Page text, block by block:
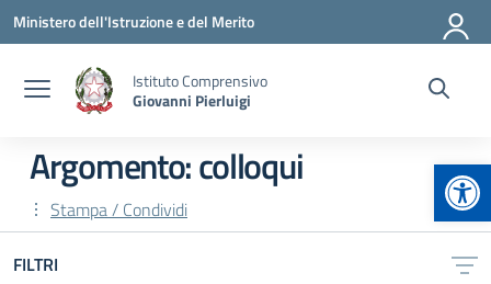
Vai ai contenuti
Vai al menu di navigazione
Vai al footer
Ministero dell'Istruzione e del Merito
Istituto Comprensivo
Giovanni Pierluigi
Argomento: colloqui
Stampa / Condividi
FILTRI